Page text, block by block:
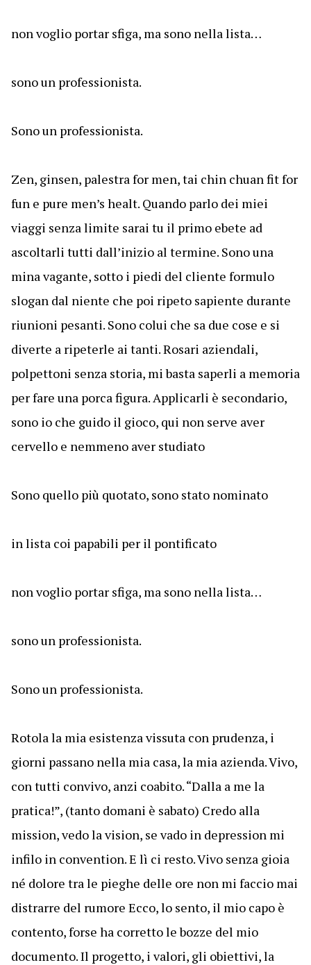
non voglio portar sfiga, ma sono nella lista…
sono un professionista.
Sono un professionista.
Zen, ginsen, palestra for men, tai chin chuan fit for
fun e pure men’s healt. Quando parlo dei miei
viaggi senza limite sarai tu il primo ebete ad
ascoltarli tutti dall’inizio al termine. Sono una
mina vagante, sotto i piedi del cliente formulo
slogan dal niente che poi ripeto sapiente durante
riunioni pesanti. Sono colui che sa due cose e si
diverte a ripeterle ai tanti. Rosari aziendali,
polpettoni senza storia, mi basta saperli a memoria
per fare una porca figura. Applicarli è secondario,
sono io che guido il gioco, qui non serve aver
cervello e nemmeno aver studiato
Sono quello più quotato, sono stato nominato
in lista coi papabili per il pontificato
non voglio portar sfiga, ma sono nella lista…
sono un professionista.
Sono un professionista.
Rotola la mia esistenza vissuta con prudenza, i
giorni passano nella mia casa, la mia azienda. Vivo,
con tutti convivo, anzi coabito. “Dalla a me la
pratica!”, (tanto domani è sabato) Credo alla
mission, vedo la vision, se vado in depression mi
infilo in convention. E lì ci resto. Vivo senza gioia
né dolore tra le pieghe delle ore non mi faccio mai
distrarre del rumore Ecco, lo sento, il mio capo è
contento, forse ha corretto le bozze del mio
documento. Il progetto, i valori, gli obiettivi, la